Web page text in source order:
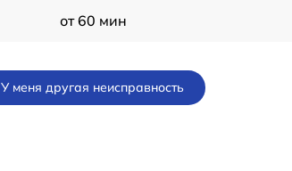
от 60 мин
от 60 мин
У меня другая неисправность